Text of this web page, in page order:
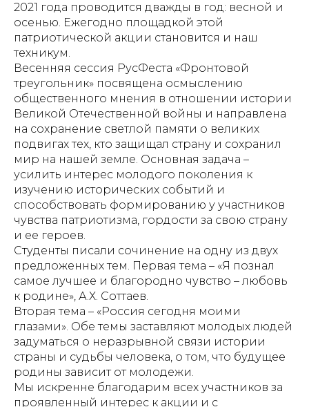
2021 года проводится дважды в год: весной и
осенью. Ежегодно площадкой этой
патриотической акции становится и наш
техникум.
Весенняя сессия РусФеста «Фронтовой
треугольник» посвящена осмыслению
общественного мнения в отношении истории
Великой Отечественной войны и направлена
на сохранение светлой памяти о великих
подвигах тех, кто защищал страну и сохранил
мир на нашей земле. Основная задача –
усилить интерес молодого поколения к
изучению исторических событий и
способствовать формированию у участников
чувства патриотизма, гордости за свою страну
и ее героев.
Студенты писали сочинение на одну из двух
предложенных тем. Первая тема – «Я познал
самое лучшее и благородно чувство – любовь
к родине», А.Х. Соттаев.
Вторая тема – «Россия сегодня моими
глазами». Обе темы заставляют молодых людей
задуматься о неразрывной связи истории
страны и судьбы человека, о том, что будущее
родины зависит от молодежи.
Мы искренне благодарим всех участников за
проявленный интерес к акции и с